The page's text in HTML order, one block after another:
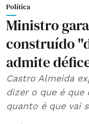
Política
Ministro
construído
admite
Castro Almeida
dizer o que é que
quanto é que vai